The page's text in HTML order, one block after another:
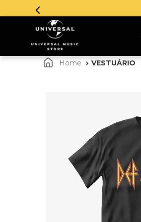
VESTUÁRIO